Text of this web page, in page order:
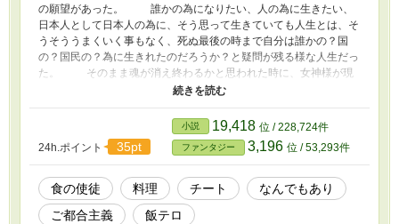
の願望があった。 誰かの為になりたい、人の為に生きたい、
日本人として日本人の為に、そう思って生きていても人生とは、そ
うそううまくいく事もなく、死ぬ最後の時まで自分は誰かの？国
の？国民の？為に生きれたのだろうか？と疑問が残る様な人生だっ
た。 そのまま魂が消え終わるかと思われた時に、女神様が現
れ、異世界に使徒として転生してほしいと言われる。 使徒と
なく、また今一進化の兆しも見えない為、樹を使徒として異世界に
送り込みたいと、樹は自分は料理人じゃないし、食事も自分で自炊
する程度の能力しかないと伝えるが、異世界に送り込めるほど清い
魂は樹しかいないので他に選択肢がないと、樹が素人なのも考慮し
て様々なチートを授け、加護などによるバックアップもするので、
お願いだから異世界にいってほしいと女神様は言う。 こんな
自分が誰かの為になれるのならと、今度こそ人の役に立つ人間、人
24h.ポイント 35pt
小説 19,418 位 / 228,724件
ファンタジー 3,196 位 / 53,293件
食の使徒 料理 チート
なんでもあり
ご都合主義
飯テロ